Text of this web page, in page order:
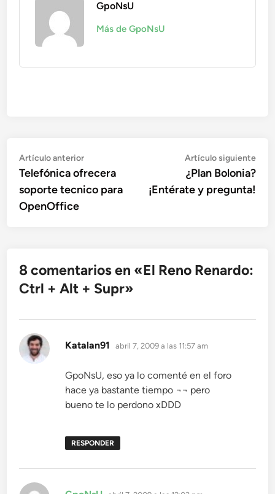
GpoNsU
Más de GpoNsU
Navegación
de
entradas
Artículo anteriorArtículo
anterior:
Telefónica ofrecera
soporte tecnico para
OpenOffice
Artículo siguiente
¿Plan Bolonia?
¡Entérate y pregunta!
8 comentarios en «El Reno Renardo:
Ctrl + Alt + Supr»
Katalan91 dice:
abril 7, 2009 a las 11:57 am
GpoNsU, eso ya lo comenté en el foro
hace ya bastante tiempo ¬¬ pero
bueno te lo perdono xDDD
RESPONDER